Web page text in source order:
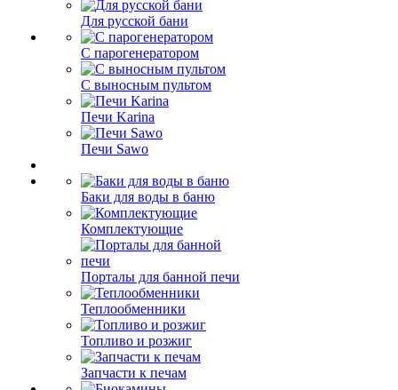
Для русской бани
С парогенератором
С выносным пультом
Печи Karina
Печи Sawo
Баки для воды в баню
Комплектующие
Порталы для банной печи
Теплообменники
Топливо и розжиг
Запчасти к печам